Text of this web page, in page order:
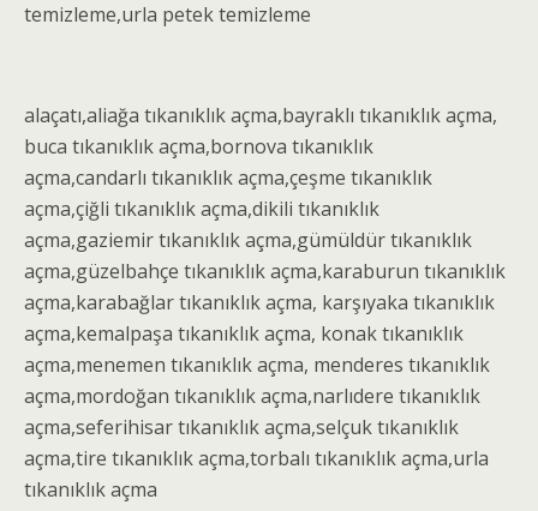
temizleme,urla petek temizleme
alaçatı,aliağa tıkanıklık açma,bayraklı tıkanıklık açma,
buca tıkanıklık açma,bornova tıkanıklık
açma,candarlı tıkanıklık açma,çeşme tıkanıklık
açma,çiğli tıkanıklık açma,dikili tıkanıklık
açma,gaziemirtıkanıklık açma,gümüldürtıkanıklık
açma,güzelbahçe tıkanıklık açma,karaburun tıkanıklık
açma,karabağlartıkanıklık açma, karşıyaka tıkanıklık
açma,kemalpaşa tıkanıklık açma, konaktıkanıklık
açma,menemen tıkanıklık açma, menderes tıkanıklık
açma,mordoğan tıkanıklık açma,narlıdere tıkanıklık
açma,seferihisartıkanıklık açma,selçuktıkanıklık
açma,tire tıkanıklık açma,torbalı tıkanıklık açma,urla
tıkanıklık açma